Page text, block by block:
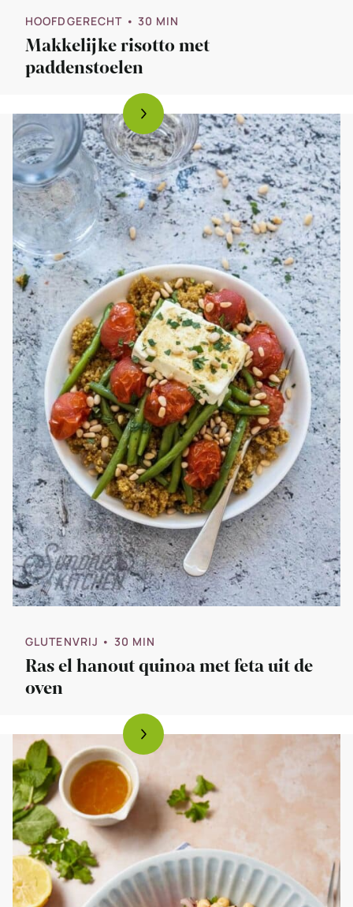
HOOFDGERECHT • 30 MIN
Makkelijke risotto met
paddenstoelen
GLUTENVRIJ • 30 MIN
Ras el hanout quinoa met feta uit de
oven